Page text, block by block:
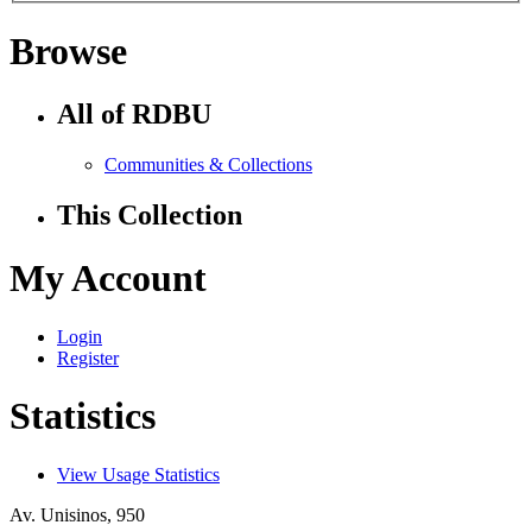
Browse
All of RDBU
Communities & Collections
This Collection
My Account
Login
Register
Statistics
View Usage Statistics
Av. Unisinos, 950